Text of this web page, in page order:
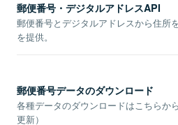
郵便番号・デジタルアドレスAPI
郵便番号とデジタルアドレスから住所
を提供。
郵便番号データのダウンロード
各種データのダウンロードはこちらか
更新）